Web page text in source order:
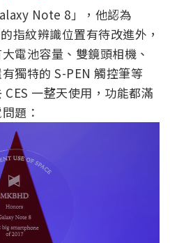
Note 8」，他認為
指紋辨識位置有待改進外，
電池容量、雙鏡頭相機、
獨特的 S-PEN 觸控筆等
一整天使用，功能都滿
題：